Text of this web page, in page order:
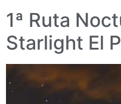
1ª Ruta
Starlight El